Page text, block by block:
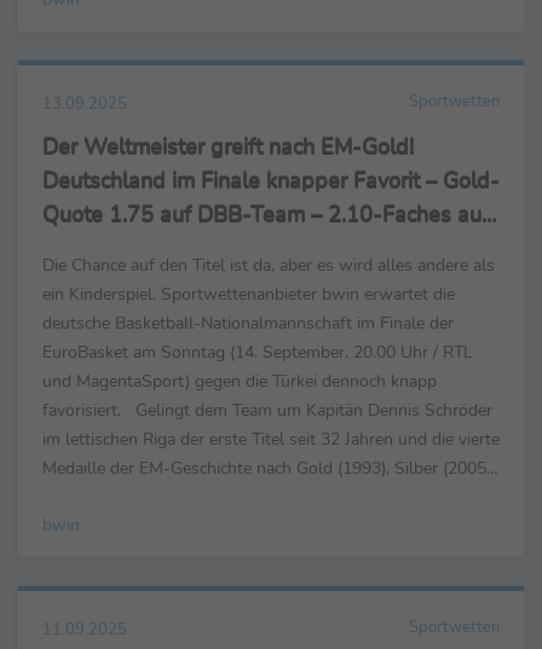
13.09.2025 Sportwetten
Der Weltmeister greift nach EM-Gold!
Deutschland im Finale knapper Favorit – Gold-
Quote 1.75 auf DBB-Team – 2.10-Faches auf
Die Chance auf den Titel ist da, aber es wird alles andere als
ein Kinderspiel. Sportwettenanbieter bwin erwartet die
deutsche Basketball-Nationalmannschaft im Finale der
EuroBasket am Sonntag (14. September, 20.00 Uhr / RTL
und MagentaSport) gegen die Türkei dennoch knapp
favorisiert. Gelingt dem Team um Kapitän Dennis Schröder
im lettischen Riga der erste Titel seit 32 Jahren und die vierte
Medaille der EM-Geschichte nach Gold (1993), Silber (2005)
bwin
11.09.2025 Sportwetten